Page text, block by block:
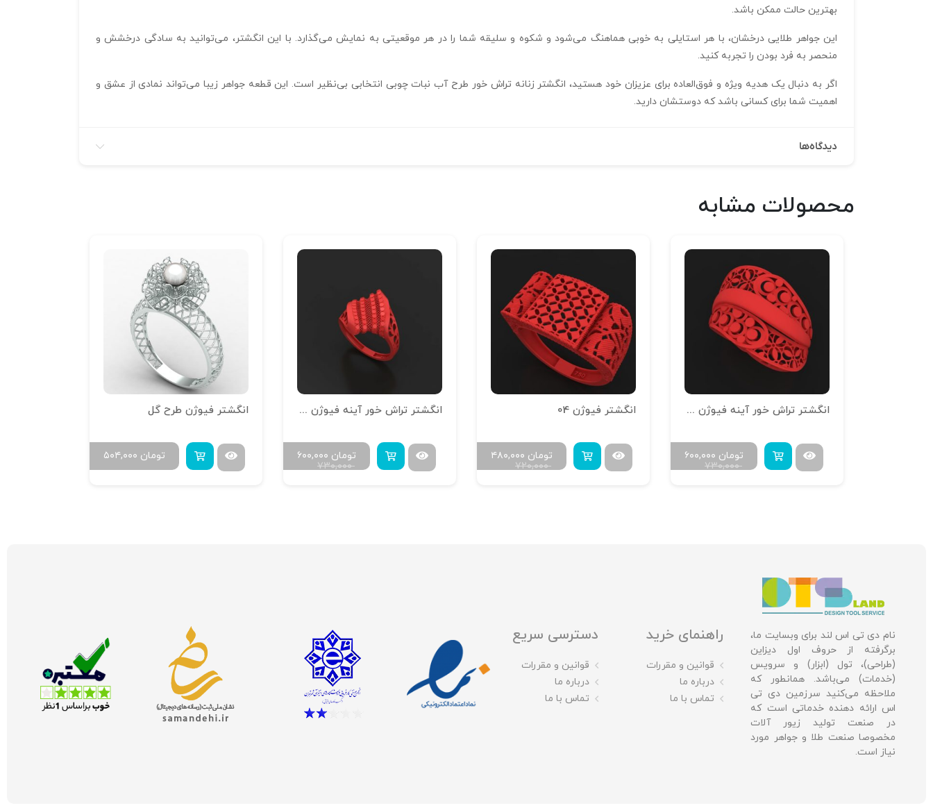
بهترین حالت ممکن باشد.
این جواهر طلایی درخشان، با هر استایلی به خوبی هماهنگ می‌شود و شکوه و سلیقه شما را در هر موقعیتی به نمایش می‌گذارد. با این انگشتر، می‌توانید به سادگی درخشش و
منحصر به فرد بودن را تجربه کنید.
اگر به دنبال یک هدیه ویژه و فوق‌العاده برای عزیزان خود هستید، انگشتر زنانه تراش خور طرح آب نبات چوبی انتخابی بی‌نظیر است. این قطعه جواهر زیبا می‌تواند نمادی از عشق و
اهمیت شما برای کسانی باشد که دوستشان دارید.
دیدگاه‌ها
محصولات مشابه
انگشتر تراش خور آینه فیوژن R-T-16
۷۳۰,۰۰۰
۶۰۰,۰۰۰ تومان
انگشتر فیوژن 04
۷۲۰,۰۰۰
۴۸۰,۰۰۰ تومان
انگشتر تراش خور آینه فیوژن R-T-01
۷۳۰,۰۰۰
۶۰۰,۰۰۰ تومان
انگشتر فیوژن طرح گل
۵۰۴,۰۰۰ تومان
نام دی تی اس لند برای وبسایت ما،
برگرفته از حروف اول دیزاین
(طراحی)، تول (ابزار) و سرویس
(خدمات) می‌باشد. همانطور که
ملاحظه می‌کنید سرزمین دی تی
اس ارائه دهنده خدماتی است که
در صنعت تولید زیور آلات
مخصوصا صنعت طلا و جواهر مورد
نیاز است.
راهنمای خرید
قوانین و مقررات
درباره ما
تماس با ما
دسترسی سریع
قوانین و مقررات
درباره ما
تماس با ما